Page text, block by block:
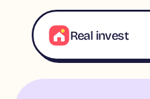
contenu
Real invest